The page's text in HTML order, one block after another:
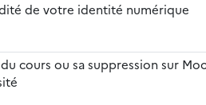
de votre identité numérique
du cours ou sa suppression sur